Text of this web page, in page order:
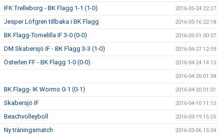
IFK Trelleborg - BK Flagg 1-1 (1-0) 2016-05-24 22:27
Jesper Löfgren tillbaka i BK Flagg 2016-05-16 22:18
BK Flagg-Tomelilla IF 3-0 (0-0) 2016-05-01 00:07
DM Skabersjö IF - BK Flagg 3-3 (1-0) 2016-04-27 12:59
Österlen FF - BK Flagg 1-0 (0-0) 2016-04-24 14:13
2016-04-20 01:34
BK Flagg- IK Wormo 0-1 (0-1) 2016-04-20 01:01
Skabersjö IF 2016-04-10 11:15
Beachvolleyboll 2016-03-19 15:55
Ny träningsmatch 2016-03-06 15:04